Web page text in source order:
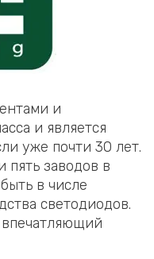
и
и является
уже почти 30 лет.
пять заводов в
в числе
светодиодов.